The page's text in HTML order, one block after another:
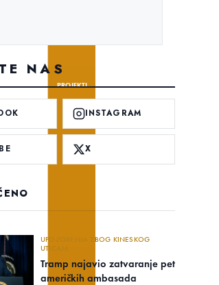
PROJEKTI
NAS
INSTAGRAM
X
UPOZORENJA ZBOG KINESKOG
UTICAJA
Tramp najavio zatvaranje pet
američkih ambasada